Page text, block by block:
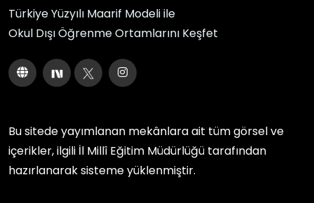
Türkiye Yüzyılı Maarif Modeli ile
Okul Dışı Öğrenme Ortamlarını Keşfet
Bu sitede yayımlanan mekânlara ait tüm görsel ve
içerikler, ilgili İl Millî Eğitim Müdürlüğü tarafından
hazırlanarak sisteme yüklenmiştir.